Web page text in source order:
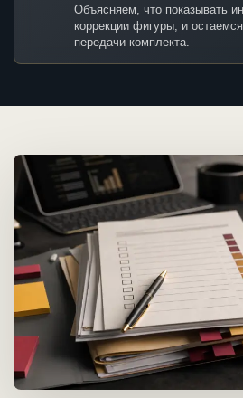
Объясняем, что показывать
коррекции фигуры, и
передачи комплекта.